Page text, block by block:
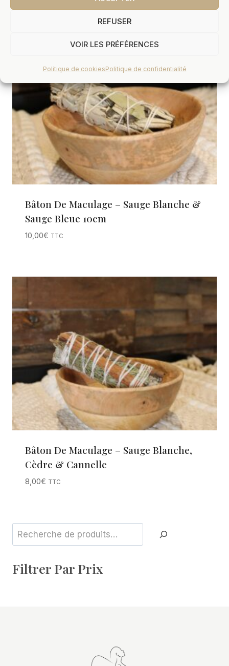
REFUSER
VOIR LES PRÉFÉRENCES
Politique de cookiesPolitique de confidentialité
Bâton De Maculage – Sauge Blanche &
Sauge Bleue 10cm
10,00€ TTC
Bâton De Maculage – Sauge Blanche,
Cèdre & Cannelle
8,00€ TTC
Rechercher
Filtrer Par Prix